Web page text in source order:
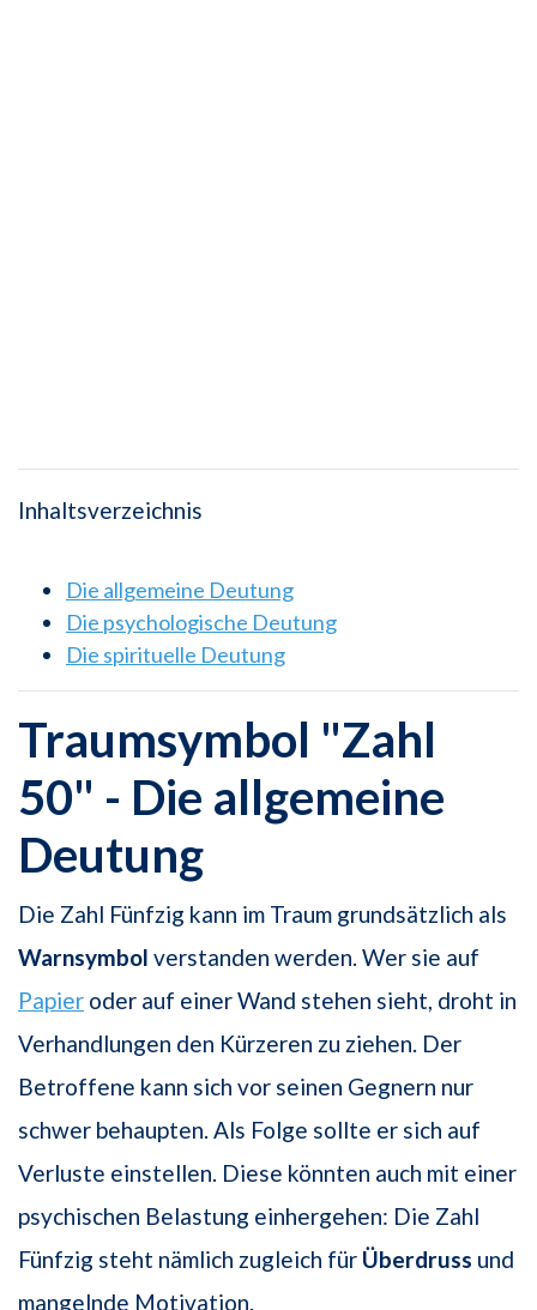
Inhaltsverzeichnis
Die allgemeine Deutung
Die psychologische Deutung
Die spirituelle Deutung
Traumsymbol "Zahl
50" - Die allgemeine
Deutung
Die Zahl Fünfzig kann im Traum grundsätzlich als
Warnsymbol verstanden werden. Wer sie auf
Papier oder auf einer Wand stehen sieht, droht in
Verhandlungen den Kürzeren zu ziehen. Der
Betroffene kann sich vor seinen Gegnern nur
schwer behaupten. Als Folge sollte er sich auf
Verluste einstellen. Diese könnten auch mit einer
psychischen Belastung einhergehen: Die Zahl
Fünfzig steht nämlich zugleich für Überdruss und
mangelnde Motivation.